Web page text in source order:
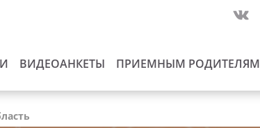
ВИДЕОАНКЕТЫ ПРИЕМНЫМ РОДИТЕЛЯМ